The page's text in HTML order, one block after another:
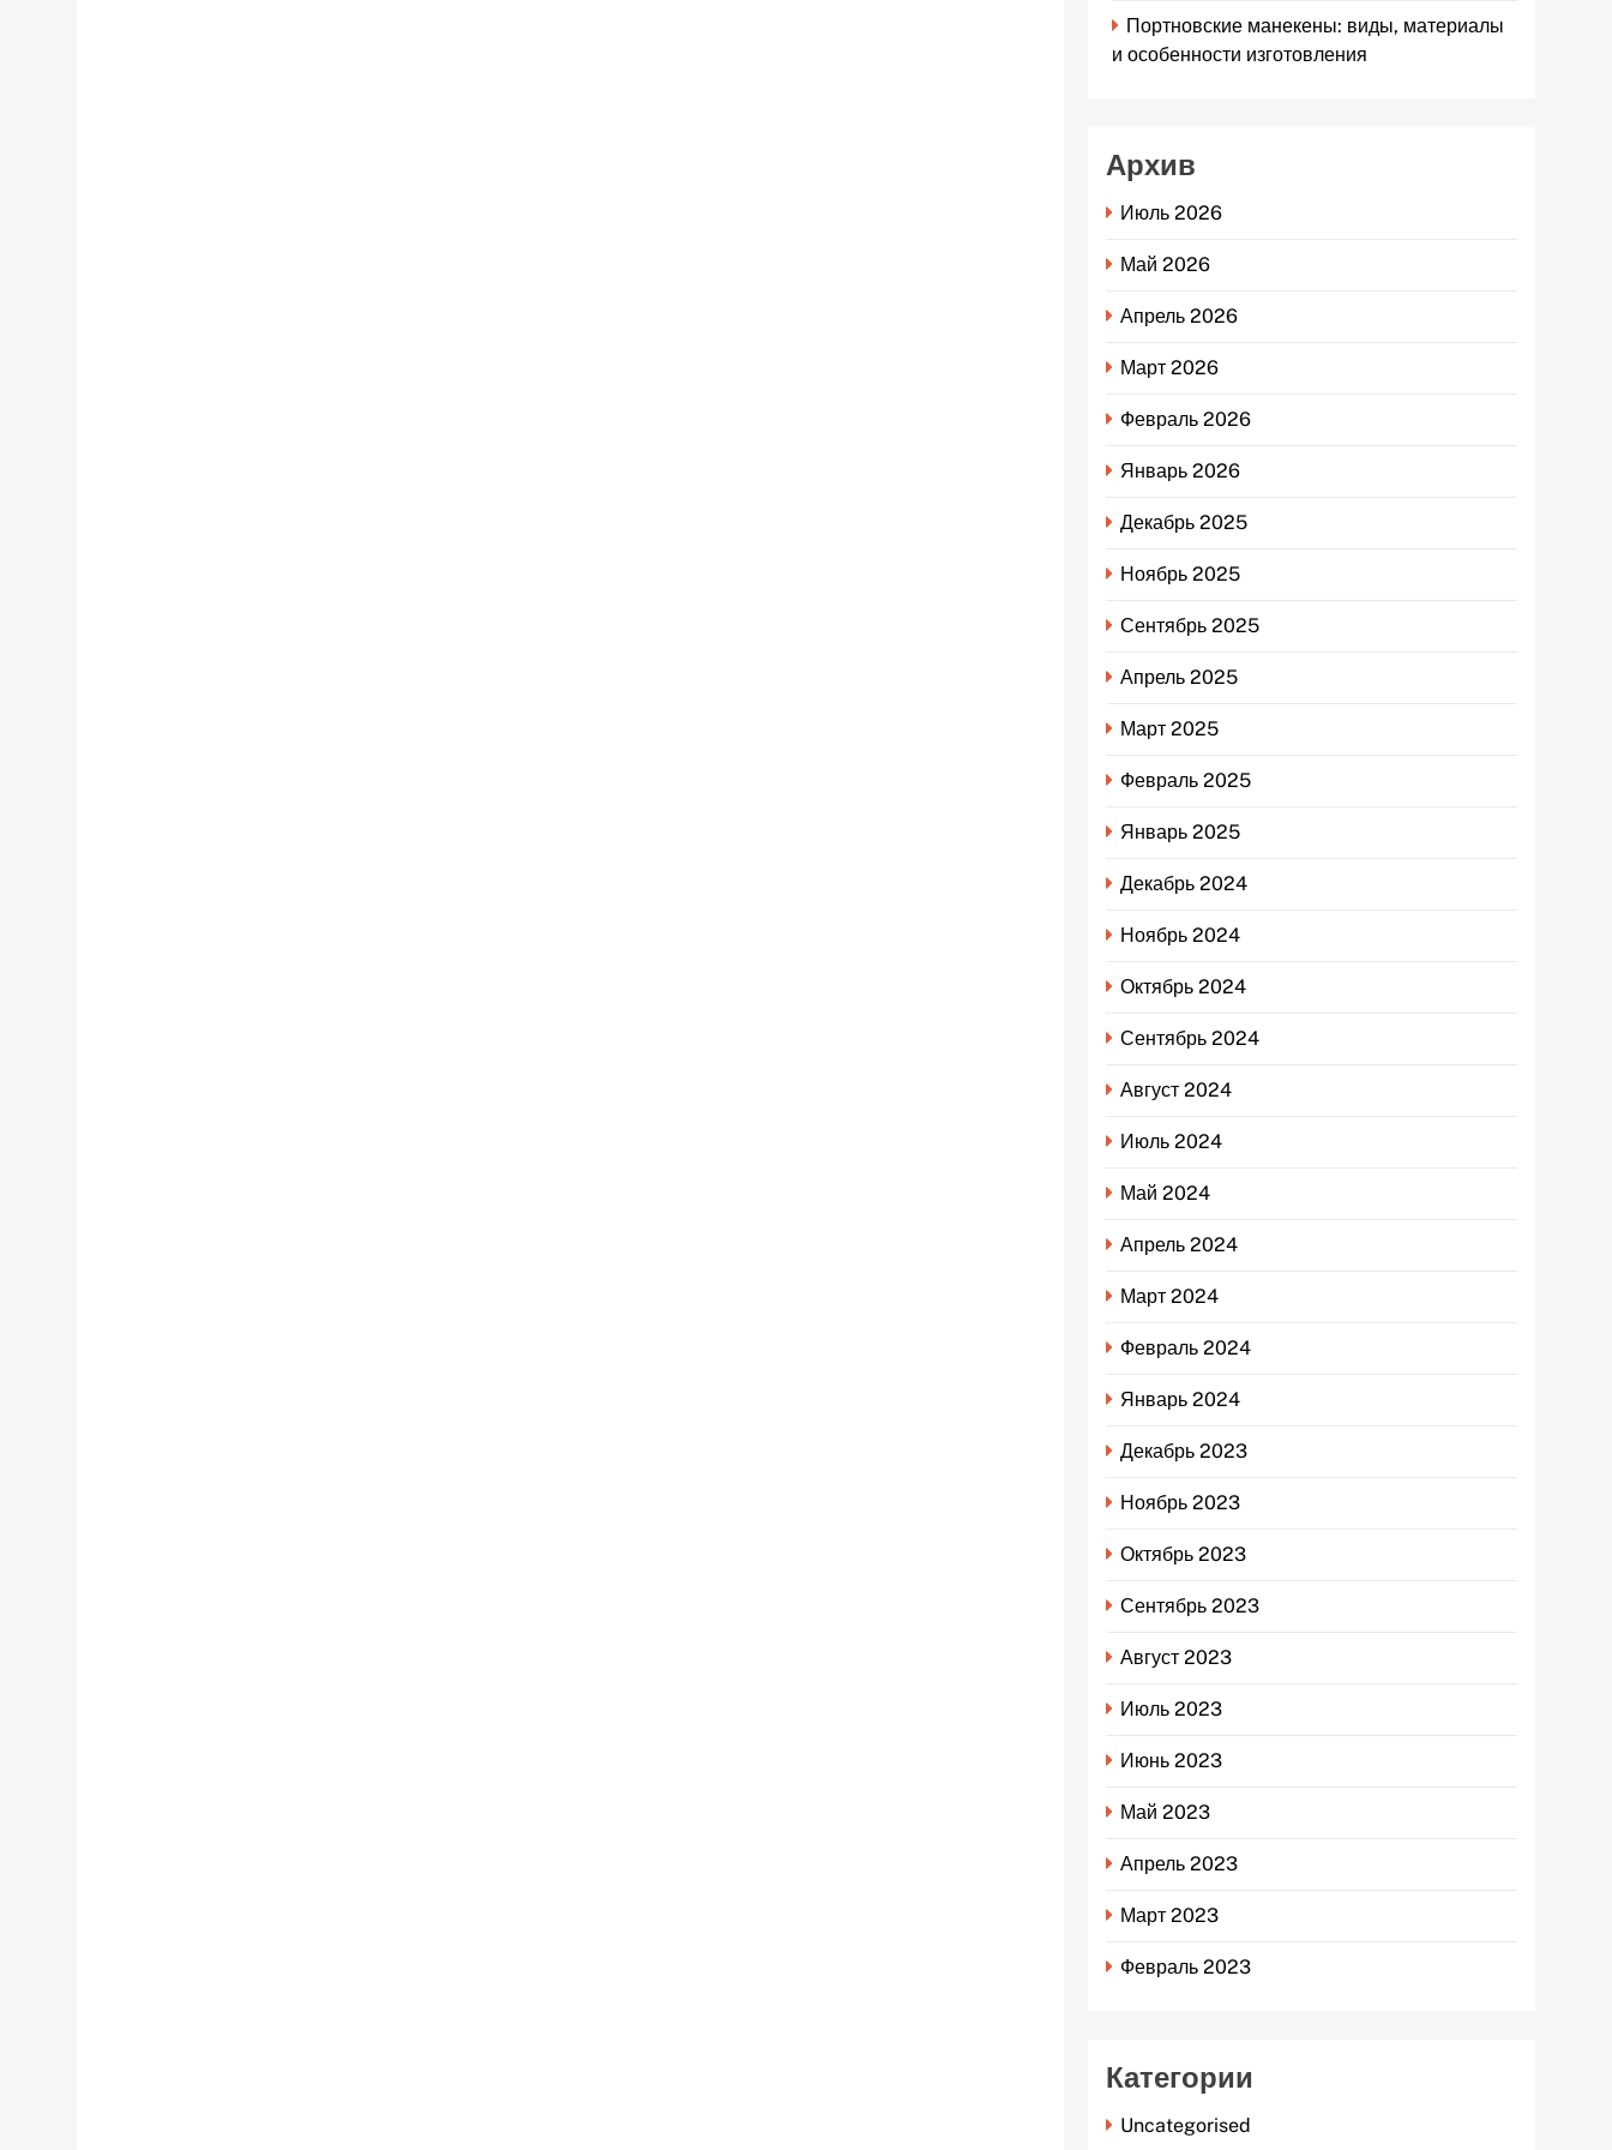
Портновские манекены: виды, материалы
и особенности изготовления
Архив
Июль 2026
Май 2026
Апрель 2026
Март 2026
Февраль 2026
Январь 2026
Декабрь 2025
Ноябрь 2025
Сентябрь 2025
Апрель 2025
Март 2025
Февраль 2025
Январь 2025
Декабрь 2024
Ноябрь 2024
Октябрь 2024
Сентябрь 2024
Август 2024
Июль 2024
Май 2024
Апрель 2024
Март 2024
Февраль 2024
Январь 2024
Декабрь 2023
Ноябрь 2023
Октябрь 2023
Сентябрь 2023
Август 2023
Июль 2023
Июнь 2023
Май 2023
Апрель 2023
Март 2023
Февраль 2023
Категории
Uncategorised